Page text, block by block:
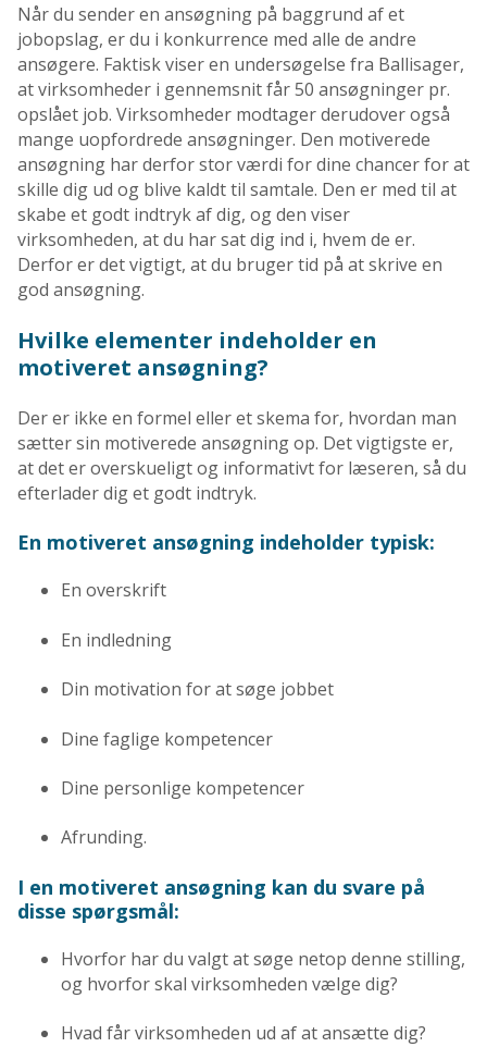
Når du sender en ansøgning på baggrund af et
jobopslag, er du i konkurrence med alle de andre
ansøgere. Faktisk viser en undersøgelse fra Ballisager,
at virksomheder i gennemsnit får 50 ansøgninger pr.
opslået job. Virksomheder modtager derudover også
mange uopfordrede ansøgninger. Den motiverede
ansøgning har derfor stor værdi for dine chancer for at
skille dig ud og blive kaldt til samtale. Den er med til at
skabe et godt indtryk af dig, og den viser
virksomheden, at du har sat dig ind i, hvem de er.
Derfor er det vigtigt, at du bruger tid på at skrive en
god ansøgning.
Hvilke elementer indeholder en
motiveret ansøgning?
Der er ikke en formel eller et skema for, hvordan man
sætter sin motiverede ansøgning op. Det vigtigste er,
at det er overskueligt og informativt for læseren, så du
efterlader dig et godt indtryk.
En motiveret ansøgning indeholder typisk:
En overskrift
En indledning
Din motivation for at søge jobbet
Dine faglige kompetencer
Dine personlige kompetencer
Afrunding.
I en motiveret ansøgning kan du svare på
disse spørgsmål:
Hvorfor har du valgt at søge netop denne stilling,
og hvorfor skal virksomheden vælge dig?
Hvad får virksomheden ud af at ansætte dig?